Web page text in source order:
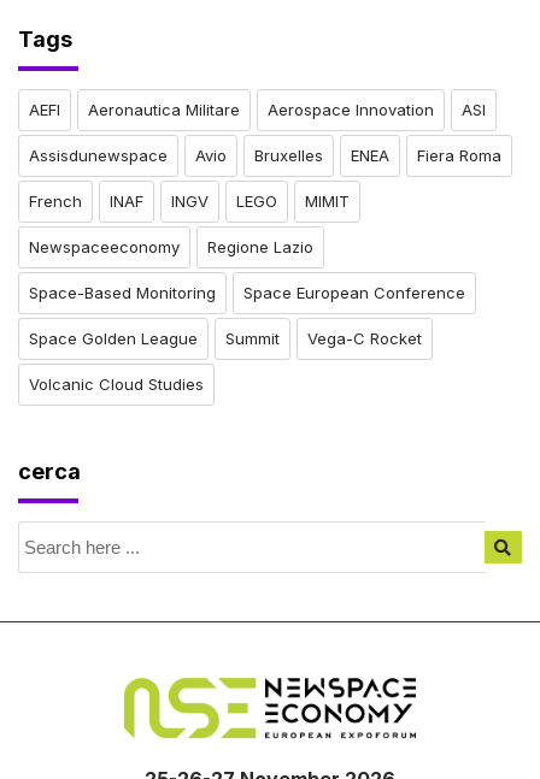
Tags
AEFI Aeronautica Militare Aerospace Innovation ASI
Assisdunewspace Avio Bruxelles ENEA Fiera Roma
French INAF INGV LEGO MIMIT
Newspaceeconomy Regione Lazio
Space-Based Monitoring Space European Conference
Space Golden League Summit Vega-C Rocket
Volcanic Cloud Studies
cerca